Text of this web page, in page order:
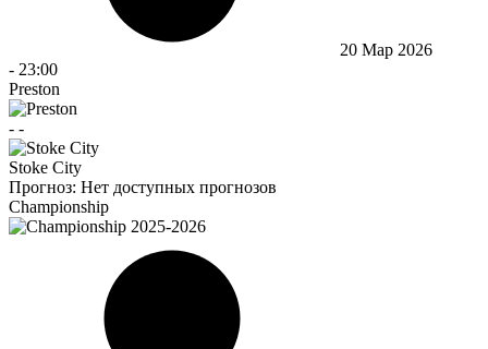
20 Мар 2026
- 23:00
Preston
- -
Stoke City
Прогноз: Нет доступных прогнозов
Championship